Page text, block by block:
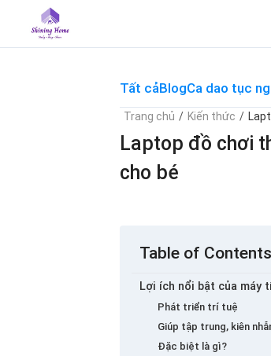
content
Tất cảBlogCa dao tục
Trang chủ / Kiến thức /
Laptop đồ chơi
cho bé
Table of Contents
Lợi ích nổi bật của máy
Phát triển trí tuệ
Giúp tập trung, kiên
Đặc biệt là gì?